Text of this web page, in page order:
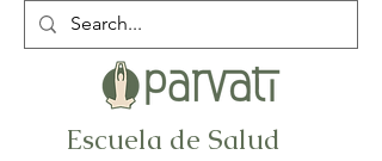
Escuela de Salud